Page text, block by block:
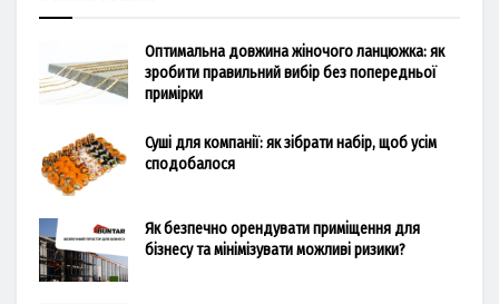
Оптимальна довжина жіночого ланцюжка: як
зробити правильний вибір без попередньої
примірки
Суші для компанії: як зібрати набір, щоб усім
сподобалося
Як безпечно орендувати приміщення для
бізнесу та мінімізувати можливі ризики?